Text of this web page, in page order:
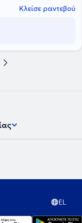
κατέχει τον
of the European
Πειραιά
ORL Athens Clinic
Κλείσε ραντεβού
EL